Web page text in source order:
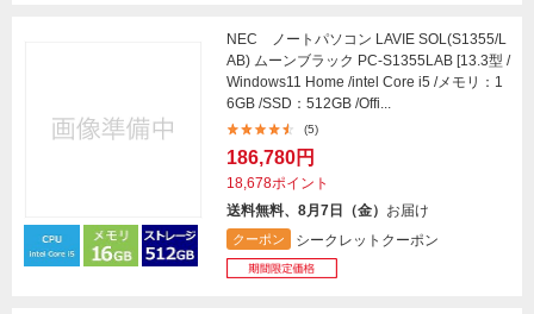
NEC ノートパソコン LAVIE SOL(S1355/L
AB) ムーンブラック PC-S1355LAB [13.3型 /
Windows11 Home /intel Core i5 /メモリ：1
6GB /SSD：512GB /Offi...
(5)
186,780円
18,678ポイント
送料無料、8月7日（金） お届け
クーポン シークレットクーポン